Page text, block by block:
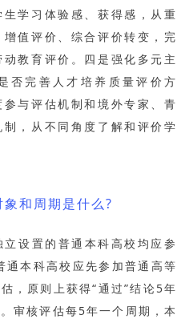
学习体验感、获得感，从重
值评价、综合评价转变，完
教育评价。四是强化多元主
否完善人才培养质量评价方
与评估机制和境外专家、青
，从不同角度了解和评价学
和周期是什么?
设置的普通本科高校均应参
通本科高校应先参加普通高等
，原则上获得“通过”结论5年
审核评估每5年一个周期，本